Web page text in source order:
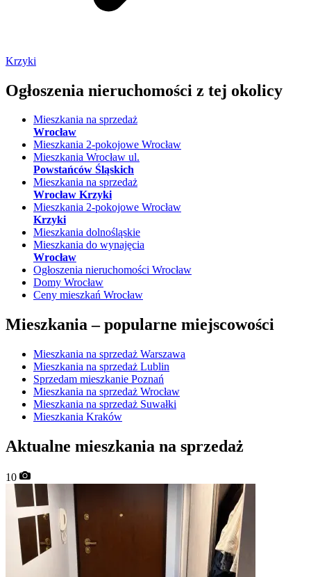
Krzyki
Ogłoszenia nieruchomości z tej okolicy
Mieszkania na sprzedaż
Wrocław
Mieszkania 2-pokojowe Wrocław
Mieszkania Wrocław ul.
Powstańców Śląskich
Mieszkania na sprzedaż
Wrocław Krzyki
Mieszkania 2-pokojowe Wrocław
Krzyki
Mieszkania dolnośląskie
Mieszkania do wynajęcia
Wrocław
Ogłoszenia nieruchomości Wrocław
Domy Wrocław
Ceny mieszkań Wrocław
Mieszkania –popularne miejscowości
Mieszkania na sprzedaż Warszawa
Mieszkania na sprzedaż Lublin
Sprzedam mieszkanie Poznań
Mieszkania na sprzedaż Wrocław
Mieszkania na sprzedaż Suwałki
Mieszkania Kraków
Aktualne mieszkania na sprzedaż
10